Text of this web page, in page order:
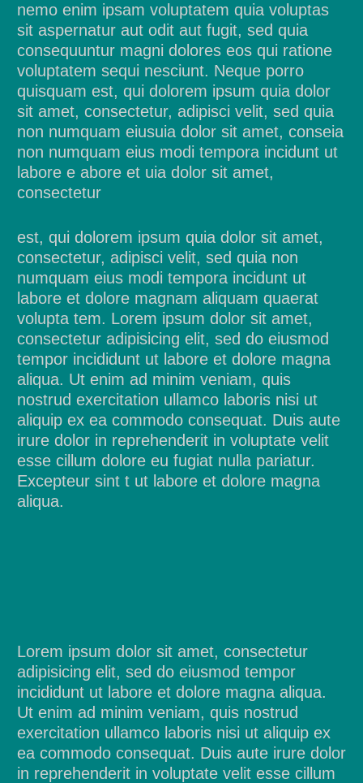
nemo enim ipsam voluptatem quia voluptas
sit aspernatur aut odit aut fugit, sed quia
consequuntur magni dolores eos qui ratione
voluptatem sequi nesciunt. Neque porro
quisquam est, qui dolorem ipsum quia dolor
sit amet, consectetur, adipisci velit, sed quia
non numquam eiusuia dolor sit amet, conseia
non numquam eius modi tempora incidunt ut
labore e abore et uia dolor sit amet,
consectetur
est, qui dolorem ipsum quia dolor sit amet,
consectetur, adipisci velit, sed quia non
numquam eius modi tempora incidunt ut
labore et dolore magnam aliquam quaerat
volupta tem. Lorem ipsum dolor sit amet,
consectetur adipisicing elit, sed do eiusmod
tempor incididunt ut labore et dolore magna
aliqua. Ut enim ad minim veniam, quis
nostrud exercitation ullamco laboris nisi ut
aliquip ex ea commodo consequat. Duis aute
irure dolor in reprehenderit in voluptate velit
esse cillum dolore eu fugiat nulla pariatur.
Excepteur sint t ut labore et dolore magna
aliqua.
Lorem ipsum dolor sit amet, consectetur
adipisicing elit, sed do eiusmod tempor
incididunt ut labore et dolore magna aliqua.
Ut enim ad minim veniam, quis nostrud
exercitation ullamco laboris nisi ut aliquip ex
ea commodo consequat. Duis aute irure dolor
in reprehenderit in voluptate velit esse cillum